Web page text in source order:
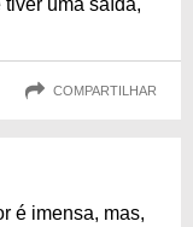
uma saída,
COMPARTILHAR
é imensa, mas,